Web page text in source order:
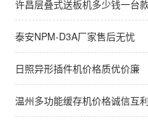
许昌层叠式送板机多少钱一台
泰安NPM-D3A厂家售后无忧
日照异形插件机价格质优价廉
温州多功能缓存机价格诚信互利